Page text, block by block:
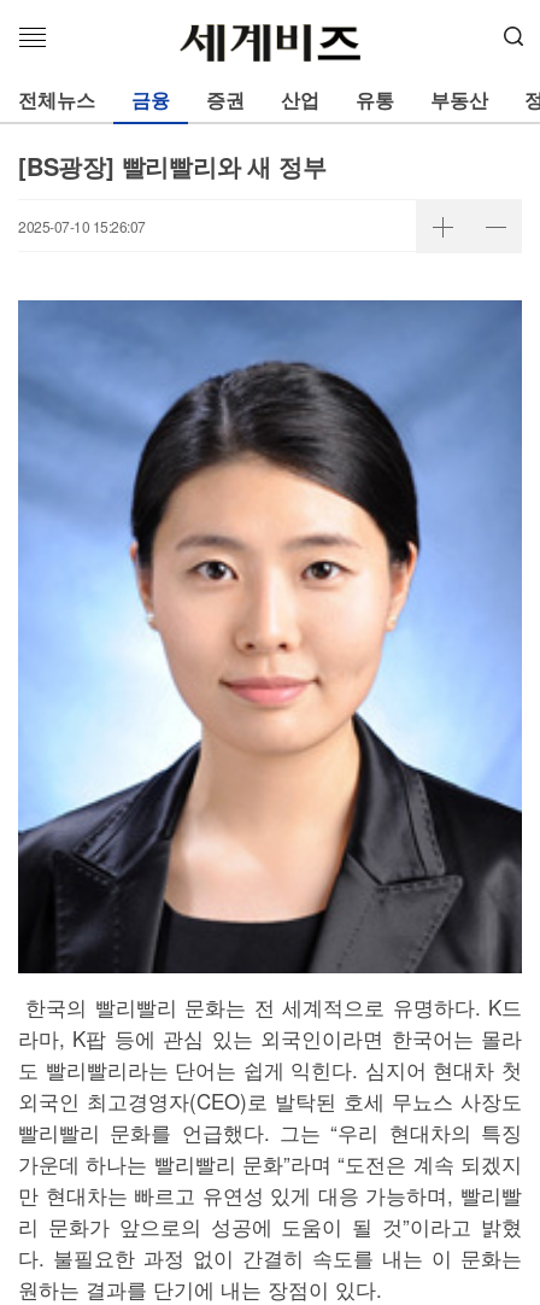
메
열
기
전체뉴스 금융 증권 산업 유통 부동산
[BS광장] 빨리빨리와 새 정부
2025-07-10 15:26:07
한국의 빨리빨리 문화는 전 세계적으로 유명하다. K드
라마, K팝 등에 관심 있는 외국인이라면 한국어는 몰라
도 빨리빨리라는 단어는 쉽게 익힌다. 심지어 현대차 첫
외국인 최고경영자(CEO)로 발탁된 호세 무뇨스 사장도
빨리빨리 문화를 언급했다. 그는 “우리 현대차의 특징
가운데 하나는 빨리빨리 문화”라며 “도전은 계속 되겠지
만 현대차는 빠르고 유연성 있게 대응 가능하며, 빨리빨
리 문화가 앞으로의 성공에 도움이 될 것”이라고 밝혔
다. 불필요한 과정 없이 간결히 속도를 내는 이 문화는
원하는 결과를 단기에 내는 장점이 있다.